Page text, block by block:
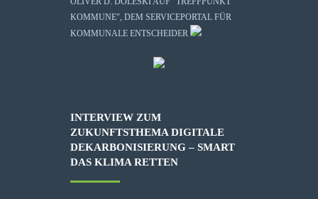
KOMMUNE", DEM SERVICEPORTAL FÜR
KOMMUNALE ENTSCHEIDER
INTERVIEW ZUM
ZUKUNFTSTHEMA DIGITALE
DEKARBONISIERUNG – SMART
DAS KLIMA RETTEN